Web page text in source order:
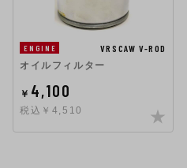
ENGINE
VRSCAW V-ROD
オイルフィルター
￥ 4,100
税込￥4,510